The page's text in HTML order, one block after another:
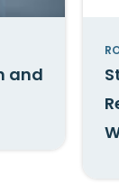
and